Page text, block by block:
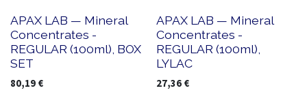
Nouveau !
APAX LAB — Mineral
Concentrates -
REGULAR (100ml), BOX
SET
80,19 €
Nouveau !
APAX LAB — Mineral
Concentrates -
REGULAR (100ml),
LYLAC
27,36 €